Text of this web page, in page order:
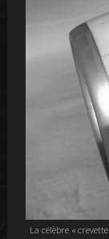
La célèbre «